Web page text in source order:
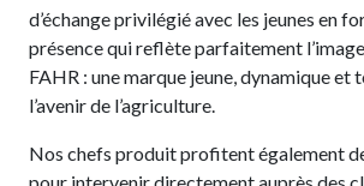
d’échange privilégié avec les jeunes en
présence qui reflète parfaitement
FAHR : une marque jeune, dynamique et
l’avenir de l’agriculture.
Nos chefs produit profitent également